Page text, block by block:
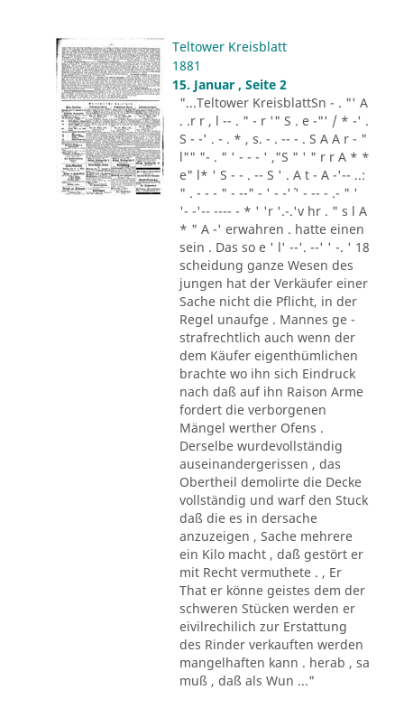
Teltower Kreisblatt
1881
15. Januar , Seite 2
"...Teltower KreisblattSn - . "' A
. .r r , l -- . " - r '" S . e -"' / * -' .
S - -' . - . * , s. - . -- - . S A A r - "
l"" "- . " ' - - - ' ,"S " ' " r r A * *
e" l* ' S - - . -- S ' . A t - A -'-- ..:
" . - - - " - --" - ' - -'´ ' - -- - .- " '
'- -'-- ---- - * ' 'r '.-.'v hr . " s l A
* " A -' erwahren . hatte einen
sein . Das so e ' l' --'. --' ' -. ' 18
scheidung ganze Wesen des
jungen hat der Verkäufer einer
Sache nicht die Pflicht, in der
Regel unaufge . Mannes ge -
strafrechtlich auch wenn der
dem Käufer eigenthümlichen
brachte wo ihn sich Eindruck
nach daß auf ihn Raison Arme
fordert die verborgenen
Mängel werther Ofens .
Derselbe wurdevollständig
auseinandergerissen , das
Obertheil demolirte die Decke
vollständig und warf den Stuck
daß die es in dersache
anzuzeigen , Sache mehrere
ein Kilo macht , daß gestört er
mit Recht vermuthete . , Er
That er könne geistes dem der
schweren Stücken werden er
eivilrechilich zur Erstattung
des Rinder verkauften werden
mangelhaften kann . herab , sa
muß , daß als Wun ..."